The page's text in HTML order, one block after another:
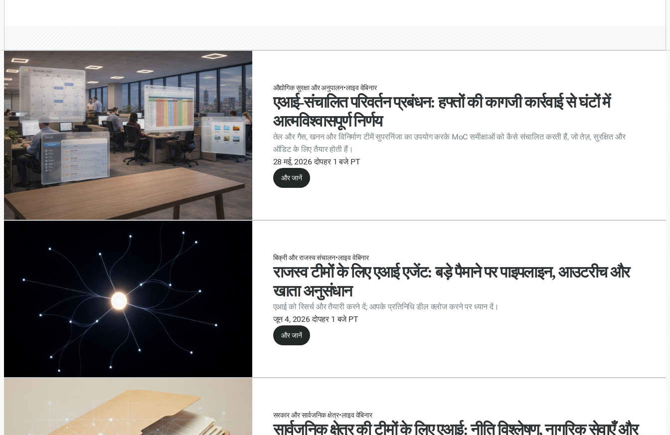
औद्योगिक सुरक्षा और अनुपालन•लाइव वेबिनार
एआई-संचालित परिवर्तन प्रबंधन: हफ्तों की कागजी कार्रवाई से घंटों में
आत्मविश्वासपूर्ण निर्णय
तेल और गैस, खनन और विनिर्माण टीमें सुपरनिंजा का उपयोग करके MoC समीक्षाओं को कैसे संचालित करती हैं, जो तेज़, सुरक्षित और
ऑडिट के लिए तैयार होती हैं।
28 मई, 2026 दोपहर 1 बजे PT
और जानें
बिक्री और राजस्व संचालन•लाइव वेबिनार
राजस्व टीमों के लिए एआई एजेंट: बड़े पैमाने पर पाइपलाइन, आउटरीच और
खाता अनुसंधान
एआई को रिसर्च और तैयारी करने दें; आपके प्रतिनिधि डील क्लोज करने पर ध्यान दें।
जून 4, 2026 दोपहर 1 बजे PT
और जानें
सरकार और सार्वजनिक क्षेत्र•लाइव वेबिनार
सार्वजनिक क्षेत्र की टीमों के लिए एआई: नीति विश्लेषण, नागरिक सेवाएँ और